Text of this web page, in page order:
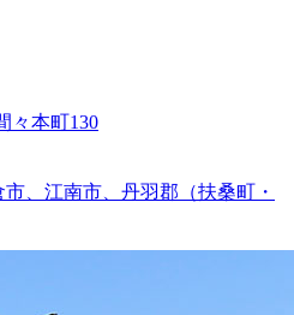
々本町130
、江南市、丹羽郡（扶桑町・